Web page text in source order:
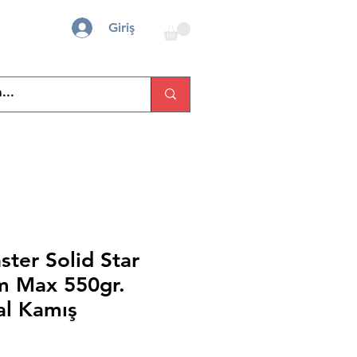
Giriş
Solid Star
Max 550gr.
Kamış